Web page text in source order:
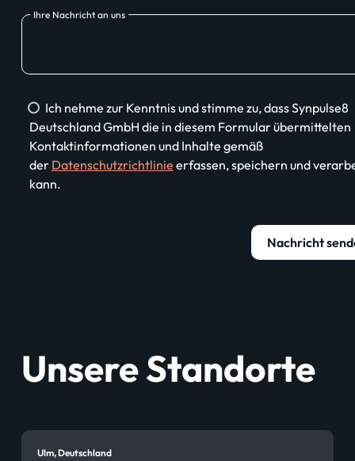
Ihre Nachricht an uns
Ich nehme zur Kenntnis und stimme zu, dass Synpulse8
Deutschland GmbH die in diesem Formular übermittelten
Kontaktinformationen und Inhalte gemäß
der Datenschutzrichtlinie erfassen, speichern und
kann.
Nachricht
Unsere Standorte
Ulm, Deutschland